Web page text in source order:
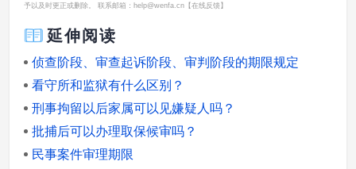
予以及时更正或删除。 联系邮箱：help@wenfa.cn【在线反馈】
延伸阅读
侦查阶段、审查起诉阶段、审判阶段的期限规定
看守所和监狱有什么区别？
刑事拘留以后家属可以见嫌疑人吗？
批捕后可以办理取保候审吗？
民事案件审理期限